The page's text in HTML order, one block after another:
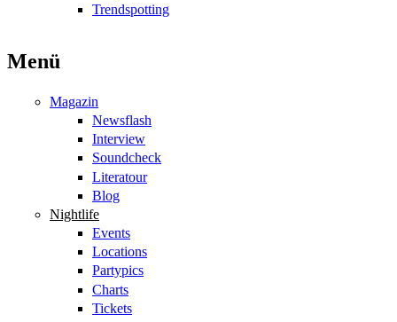
Trendspotting
Menü
Magazin
Newsflash
Interview
Soundcheck
Literatour
Blog
Nightlife
Events
Locations
Partypics
Charts
Tickets